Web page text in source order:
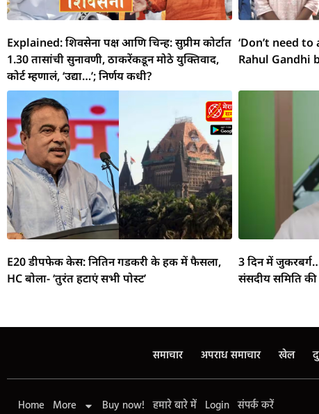
Explained: शिवसेना पक्ष आणि चिन्ह: सुप्रीम कोर्टात
1.30 तासांची सुनावणी, ठाकरेंकडून मोठे युक्तिवाद,
कोर्ट म्हणालं, ‘उद्या…’; निर्णय कधी?
‘Don’t need
Rahul Gandhi
E20 डीपफेक केस: नितिन गडकरी के हक में फैसला,
HC बोला- ‘तुरंत हटाएं सभी पोस्ट’
3 दिन में
संसदीय समिति की
समाचार अपराध समाचार खेल
Home More Buy now! हमारे बारे में Login संपर्क करें